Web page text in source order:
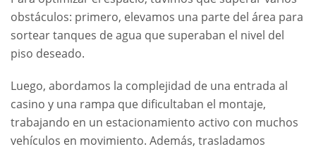
obstáculos: primero, elevamos una parte del área para
sortear tanques de agua que superaban el nivel del
piso deseado.
Luego, abordamos la complejidad de una entrada al
casino y una rampa que dificultaban el montaje,
trabajando en un estacionamiento activo con muchos
vehículos en movimiento. Además, trasladamos